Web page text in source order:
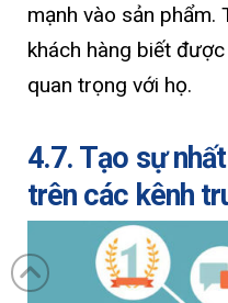
mạnh vào sản phẩm.
khách hàng biết
quan trọng với họ.
4.7. Tạo sự
trên các kênh